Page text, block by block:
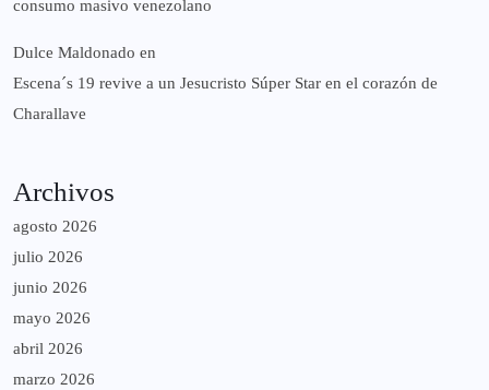
consumo masivo venezolano
Dulce Maldonado en
Escena´s 19 revive a un Jesucristo Súper Star en el corazón de
Charallave
Archivos
agosto 2026
julio 2026
junio 2026
mayo 2026
abril 2026
marzo 2026